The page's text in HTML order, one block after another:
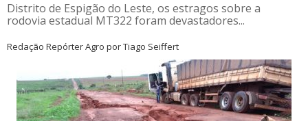
Distrito de Espigão do Leste, os estragos sobre a
rodovia estadual MT322 foram devastadores...
Redação Repórter Agro por Tiago Seiffert